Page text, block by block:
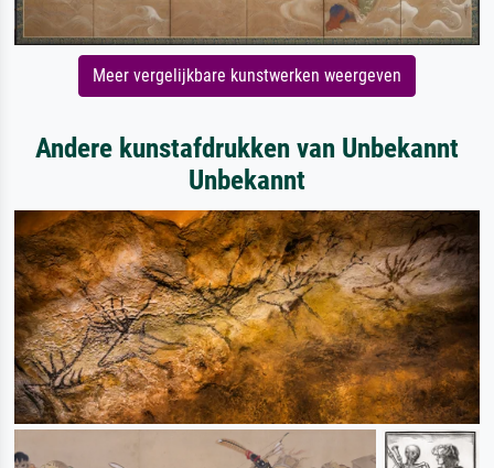
Meer vergelijkbare kunstwerken weergeven
Andere kunstafdrukken van Unbekannt
Unbekannt